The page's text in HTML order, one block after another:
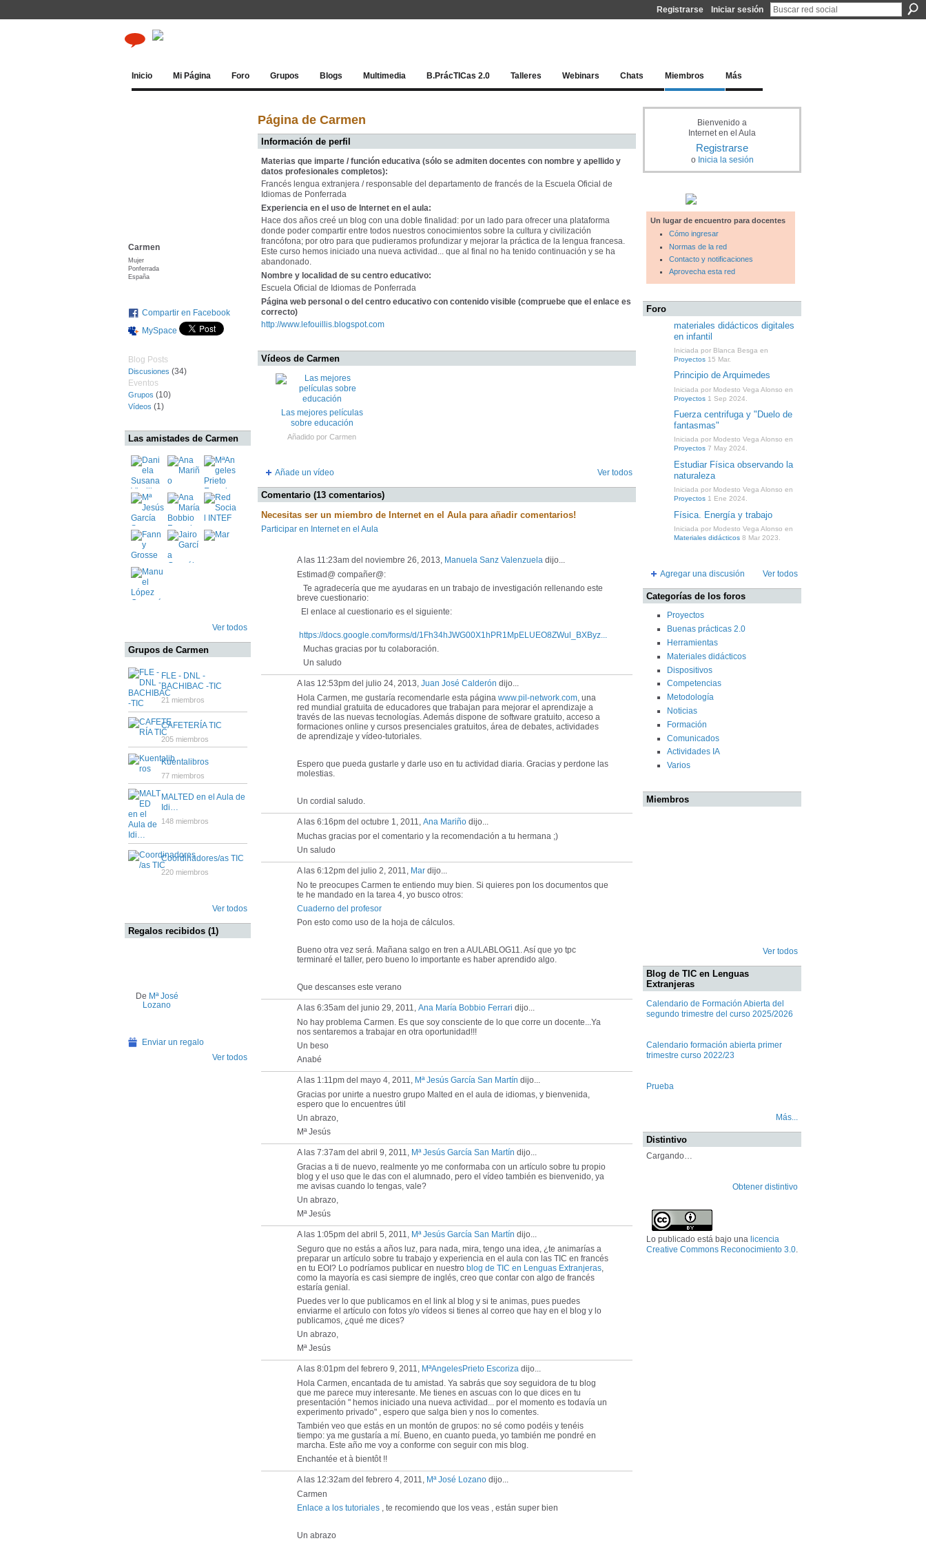
Registrarse Iniciar sesión
Inicio Mi Página Foro Grupos Blogs Multimedia B.PrácTICas 2.0 Talleres Webinars Chats Miembros Más
Carmen
Mujer
Ponferrada
España
Compartir en Facebook
MySpace
Blog Posts
Discusiones (34)
Eventos
Grupos (10)
Vídeos (1)
Las amistades de Carmen
Ver todos
Grupos de Carmen
FLE - DNL -
BACHIBAC -TIC
21 miembros
CAFETERÍA TIC
205 miembros
Kuentalibros
77 miembros
MALTED en el Aula de
Idi…
148 miembros
Coordinadores/as TIC
220 miembros
Ver todos
Regalos recibidos (1)
De Mª José
Lozano
Enviar un regalo
Ver todos
Página de Carmen
Información de perfil
Materias que imparte / función educativa (sólo se admiten docentes con nombre y apellido y
datos profesionales completos):
Francés lengua extranjera / responsable del departamento de francés de la Escuela Oficial de
Idiomas de Ponferrada
Experiencia en el uso de Internet en el aula:
Hace dos años creé un blog con una doble finalidad: por un lado para ofrecer una plataforma
donde poder compartir entre todos nuestros conocimientos sobre la cultura y civilización
francófona; por otro para que pudieramos profundizar y mejorar la práctica de la lengua francesa.
Este curso hemos iniciado una nueva actividad... que al final no ha tenido continuación y se ha
abandonado.
Nombre y localidad de su centro educativo:
Escuela Oficial de Idiomas de Ponferrada
Página web personal o del centro educativo con contenido visible (compruebe que el enlace es
correcto)
http://www.lefouillis.blogspot.com
Vídeos de Carmen
Las mejores películas
sobre educación
Añadido por Carmen
Añade un vídeo Ver todos
Comentario (13 comentarios)
Necesitas ser un miembro de Internet en el Aula para añadir comentarios!
Participar en Internet en el Aula
A las 11:23am del noviembre 26, 2013, Manuela Sanz Valenzuela dijo...
Estimad@ compañer@:
Te agradecería que me ayudaras en un trabajo de investigación rellenando este
breve cuestionario:
El enlace al cuestionario es el siguiente:
https://docs.google.com/forms/d/1Fh34hJWG00X1hPR1MpELUEO8ZWul_BXByz...
Muchas gracias por tu colaboración.
Un saludo
A las 12:53pm del julio 24, 2013, Juan José Calderón dijo...
Hola Carmen, me gustaría recomendarle esta página www.pil-network.com, una
red mundial gratuita de educadores que trabajan para mejorar el aprendizaje a
través de las nuevas tecnologías. Además dispone de software gratuito, acceso a
formaciones online y cursos presenciales gratuitos, área de debates, actividades
de aprendizaje y vídeo-tutoriales.
Espero que pueda gustarle y darle uso en tu actividad diaria. Gracias y perdone las
molestias.
Un cordial saludo.
A las 6:16pm del octubre 1, 2011, Ana Mariño dijo...
Muchas gracias por el comentario y la recomendación a tu hermana ;)
Un saludo
A las 6:12pm del julio 2, 2011, Mar dijo...
No te preocupes Carmen te entiendo muy bien. Si quieres pon los documentos que
te he mandado en la tarea 4, yo busco otros:
Cuaderno del profesor
Pon esto como uso de la hoja de cálculos.
Bueno otra vez será. Mañana salgo en tren a AULABLOG11. Así que yo tpc
terminaré el taller, pero bueno lo importante es haber aprendido algo.
Que descanses este verano
A las 6:35am del junio 29, 2011, Ana María Bobbio Ferrari dijo...
No hay problema Carmen. Es que soy consciente de lo que corre un docente...Ya
nos sentaremos a trabajar en otra oportunidad!!!
Un beso
Anabé
A las 1:11pm del mayo 4, 2011, Mª Jesús García San Martín dijo...
Gracias por unirte a nuestro grupo Malted en el aula de idiomas, y bienvenida,
espero que lo encuentres útil
Un abrazo,
Mª Jesús
A las 7:37am del abril 9, 2011, Mª Jesús García San Martín dijo...
Gracias a ti de nuevo, realmente yo me conformaba con un artículo sobre tu propio
blog y el uso que le das con el alumnado, pero el vídeo también es bienvenido, ya
me avisas cuando lo tengas, vale?
Un abrazo,
Mª Jesús
A las 1:05pm del abril 5, 2011, Mª Jesús García San Martín dijo...
Seguro que no estás a años luz, para nada, mira, tengo una idea, ¿te animarías a
preparar un artículo sobre tu trabajo y experiencia en el aula con las TIC en francés
en tu EOI? Lo podríamos publicar en nuestro blog de TIC en Lenguas Extranjeras,
como la mayoría es casi siempre de inglés, creo que contar con algo de francés
estaría genial.
Puedes ver lo que publicamos en el link al blog y si te animas, pues puedes
enviarme el artículo con fotos y/o vídeos si tienes al correo que hay en el blog y lo
publicamos, ¿qué me dices?
Un abrazo,
Mª Jesús
A las 8:01pm del febrero 9, 2011, MªAngelesPrieto Escoriza dijo...
Hola Carmen, encantada de tu amistad. Ya sabrás que soy seguidora de tu blog
que me parece muy interesante. Me tienes en ascuas con lo que dices en tu
presentación " hemos iniciado una nueva actividad... por el momento es todavía un
experimento privado" , espero que salga bien y nos lo comentes.
También veo que estás en un montón de grupos: no sé como podéis y tenéis
tiempo: ya me gustaría a mí. Bueno, en cuanto pueda, yo también me pondré en
marcha. Este año me voy a conforme con seguir con mis blog.
Enchantée et à bientôt !!
A las 12:32am del febrero 4, 2011, Mª José Lozano dijo...
Carmen
Enlace a los tutoriales , te recomiendo que los veas , están super bien
Un abrazo
Bienvenido a
Internet en el Aula
Registrarse
o Inicia la sesión
Un lugar de encuentro para docentes
Cómo ingresar
Normas de la red
Contacto y notificaciones
Aprovecha esta red
Foro
materiales didácticos digitales
en infantil
Iniciada por Blanca Besga en
Proyectos 15 Mar.
Principio de Arquimedes
Iniciada por Modesto Vega Alonso en
Proyectos 1 Sep 2024.
Fuerza centrifuga y "Duelo de
fantasmas"
Iniciada por Modesto Vega Alonso en
Proyectos 7 May 2024.
Estudiar Física observando la
naturaleza
Iniciada por Modesto Vega Alonso en
Proyectos 1 Ene 2024.
Física. Energía y trabajo
Iniciada por Modesto Vega Alonso en
Materiales didácticos 8 Mar 2023.
Agregar una discusión Ver todos
Categorías de los foros
Proyectos
Buenas prácticas 2.0
Herramientas
Materiales didácticos
Dispositivos
Competencias
Metodología
Noticias
Formación
Comunicados
Actividades IA
Varios
Miembros
Ver todos
Blog de TIC en Lenguas
Extranjeras
Calendario de Formación Abierta del
segundo trimestre del curso 2025/2026
Calendario formación abierta primer
trimestre curso 2022/23
Prueba
Más...
Distintivo
Cargando…
Obtener distintivo
Lo publicado está bajo una licencia
Creative Commons Reconocimiento 3.0.